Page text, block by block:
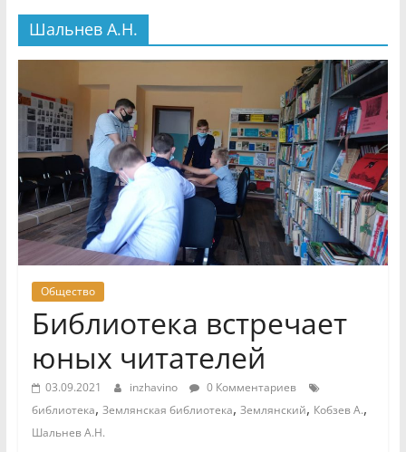
Ученики приняли участие в
мероприятии «Сохраним
Шальнев А.Н.
Общество
Библиотека встречает
юных читателей
03.09.2021 inzhavino
0 Комментариев
библиотека, Землянская библиотека, Землянский, Кобзев А.,
Шальнев А.Н.